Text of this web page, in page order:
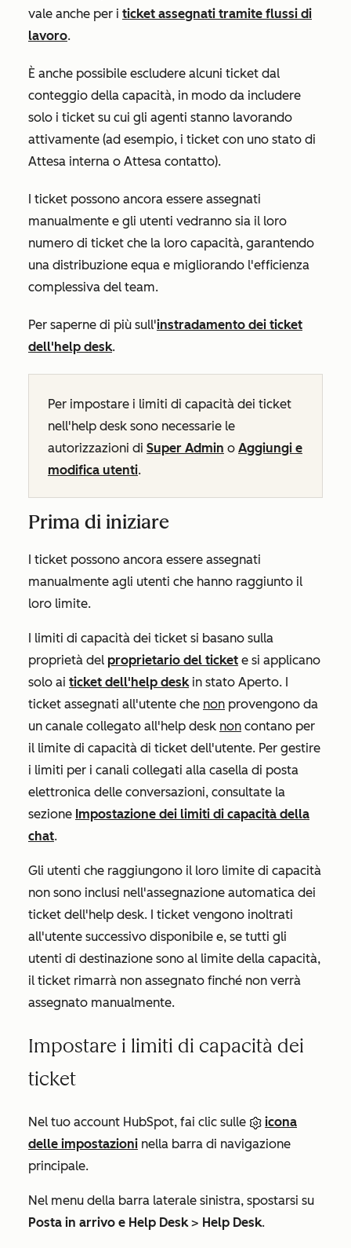
vale anche per i ticket assegnati tramite flussi di
lavoro.
È anche possibile escludere alcuni ticket dal
conteggio della capacità, in modo da includere
solo i ticket su cui gli agenti stanno lavorando
attivamente (ad esempio, i ticket con uno stato di
Attesa interna o Attesa contatto).
I ticket possono ancora essere assegnati
manualmente e gli utenti vedranno sia il loro
numero di ticket che la loro capacità, garantendo
una distribuzione equa e migliorando l'efficienza
complessiva del team.
Per saperne di più sull'instradamento dei ticket
dell'help desk.
Per impostare i limiti di capacità dei ticket
nell'help desk sono necessarie le
autorizzazioni di Super Admin o Aggiungi e
modifica utenti.
Prima di iniziare
I ticket possono ancora essere assegnati
manualmente agli utenti che hanno raggiunto il
loro limite.
I limiti di capacità dei ticket si basano sulla
proprietà del proprietario del ticket e si applicano
solo ai ticket dell'help deskin stato Aperto. I
ticket assegnati all'utente che non provengono da
un canale collegato all'help desk non contano per
il limite di capacità di ticket dell'utente. Per gestire
i limiti per i canali collegati alla casella di posta
elettronica delle conversazioni, consultate la
sezione Impostazione dei limiti di capacità della
chat.
Gli utenti che raggiungono il loro limite di capacità
non sono inclusi nell'assegnazione automatica dei
ticket dell'help desk. I ticket vengono inoltrati
all'utente successivo disponibile e, se tutti gli
utenti di destinazione sono al limite della capacità,
il ticket rimarrà non assegnato finché non verrà
assegnato manualmente.
Impostare i limiti di capacità dei
ticket
Nel tuo account HubSpot, fai clic sulle
icona
delle impostazioni nella barra di navigazione
principale.
Nel menu della barra laterale sinistra, spostarsi su
Posta in arrivo e Help Desk> Help Desk.